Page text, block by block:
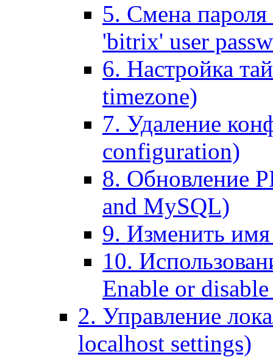
5. Смена пароля
'bitrix' user
6. Настройка
timezone)
7. Удаление
configuration)
8. Обновление
and MySQL)
9. Изменить имя
10.
Enable or
2. Управление
localhost settings)